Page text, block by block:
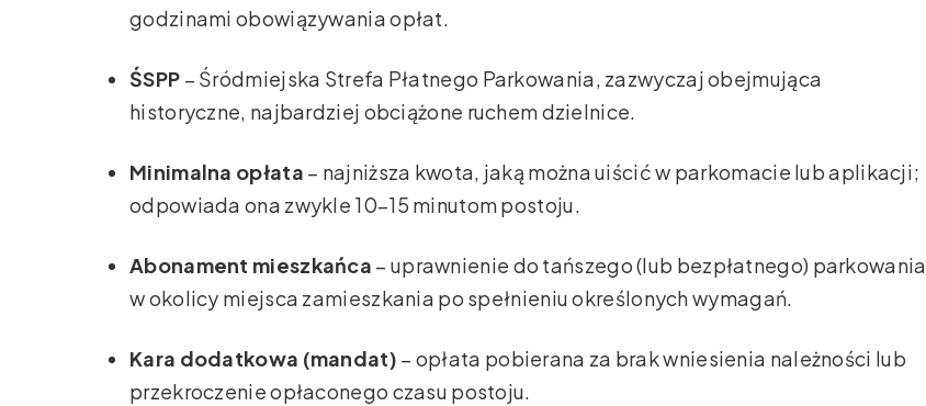
godzinami obowiązywania opłat.
ŚSPP – Śródmiejska Strefa Płatnego Parkowania, zazwyczaj obejmująca
historyczne, najbardziej obciążone ruchem dzielnice.
Minimalna opłata – najniższa kwota, jaką można uiścić w parkomacie lub aplikacji;
odpowiada ona zwykle 10–15 minutom postoju.
Abonament mieszkańca – uprawnienie do tańszego (lub bezpłatnego) parkowania
w okolicy miejsca zamieszkania po spełnieniu określonych wymagań.
Kara dodatkowa (mandat) – opłata pobierana za brak wniesienia należności lub
przekroczenie opłaconego czasu postoju.